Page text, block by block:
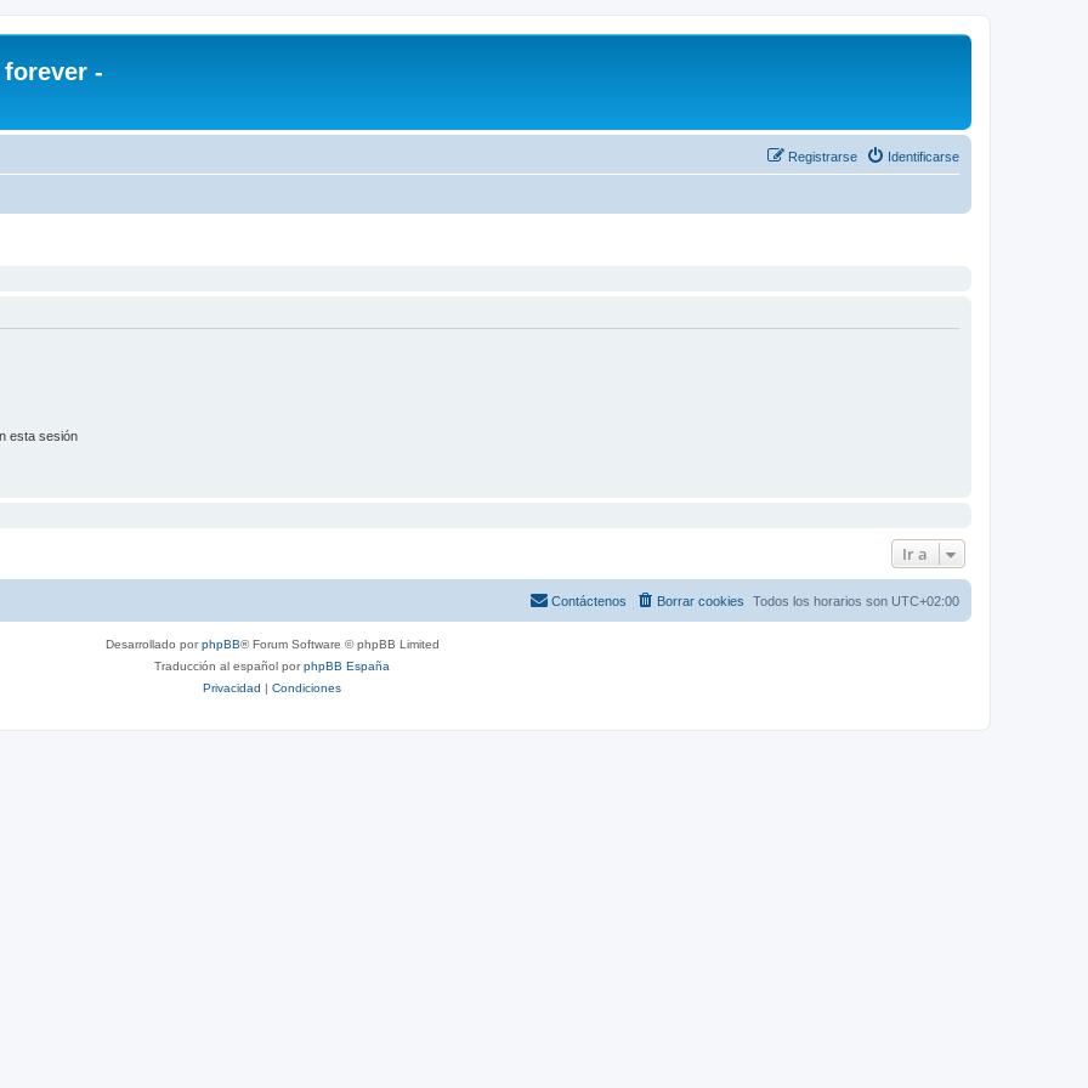
forever -
Identificarse
Registrarse
esta sesión
Ir a
Todos los horarios son UTC+02:00
Borrar cookies
Contáctenos
Desarrollado porphpBB® Forum Software © phpBB Limited
Traducción al español porphpBB España
Privacidad | Condiciones